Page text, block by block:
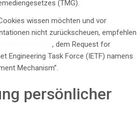
(TMG).
wissen möchten und vor
nicht zurückscheuen, empfehlen
, dem Request for
Engineering Task Force (IETF) namens
Mechanism”.
persönlicher